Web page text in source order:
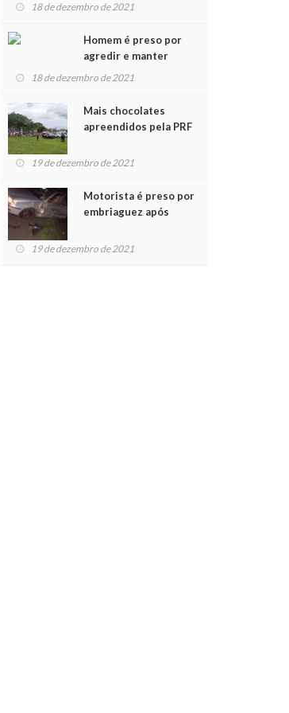
18 de dezembro de 2021
Homem é preso por
agredir e manter
mulher em cárcere
18 de dezembro de 2021
Mais chocolates
apreendidos pela PRF
crianças no Natal
19 de dezembro de 2021
Motorista é preso por
embriaguez após
feridos
19 de dezembro de 2021